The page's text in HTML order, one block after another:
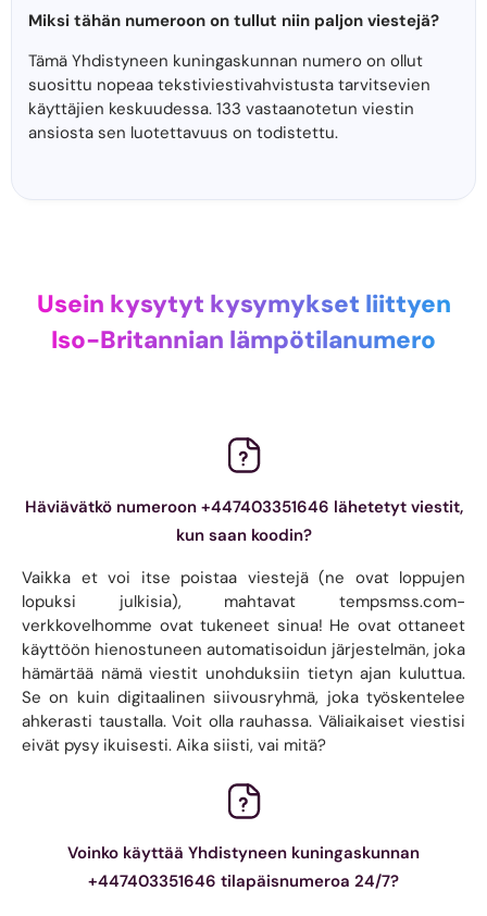
Miksi tähän numeroon on tullut niin paljon viestejä?
Tämä Yhdistyneen kuningaskunnan numero on ollut
suosittu nopeaa tekstiviestivahvistusta tarvitsevien
käyttäjien keskuudessa. 133 vastaanotetun viestin
ansiosta sen luotettavuus on todistettu.
Usein kysytyt kysymykset liittyen
Iso-Britannian lämpötilanumero
Häviävätkö numeroon +447403351646 lähetetyt viestit,
kun saan koodin?
Vaikka et voi itse poistaa viestejä (ne ovat loppujen
lopuksi julkisia), mahtavat tempsmss.com-
verkkovelhomme ovat tukeneet sinua! He ovat ottaneet
käyttöön hienostuneen automatisoidun järjestelmän, joka
hämärtää nämä viestit unohduksiin tietyn ajan kuluttua.
Se on kuin digitaalinen siivousryhmä, joka työskentelee
ahkerasti taustalla. Voit olla rauhassa. Väliaikaiset viestisi
eivät pysy ikuisesti. Aika siisti, vai mitä?
Voinko käyttää Yhdistyneen kuningaskunnan
+447403351646 tilapäisnumeroa 24/7?